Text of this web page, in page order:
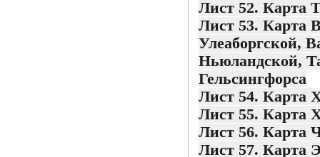
Лист 52. Карта
Лист 53. Карта
Улеаборгской,
Ньюландской,
Гельсингфорса
Лист 54. Карта
Лист 55. Карта
Лист 56. Карта
Лист 57. Карта